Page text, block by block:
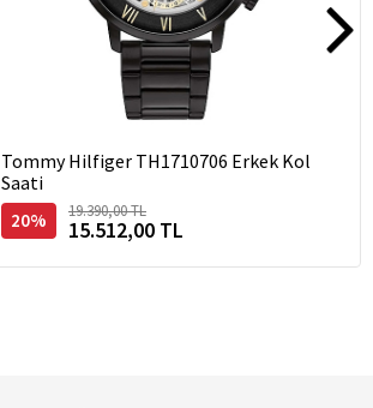
Tommy Hilfiger TH1710706 Erkek Kol
Saati
20% 19.390,00 TL
15.512,00 TL